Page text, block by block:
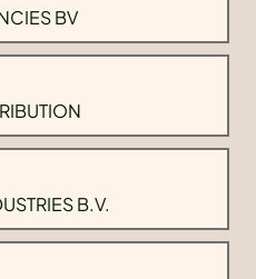
BV
B.V.